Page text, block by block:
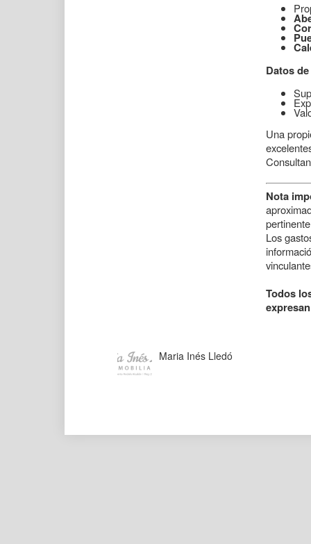
Datos
Una
Nota
Los
Todos
Maria Inés Lledó